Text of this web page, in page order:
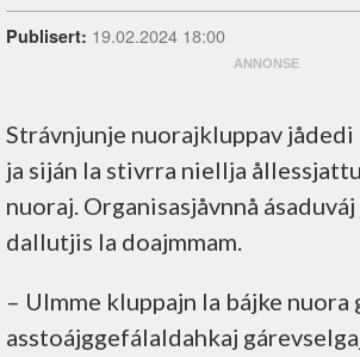
Publisert: 19.02.2024 18:00
Strávnjunje nuorajkluppav
ja siján la stivrra niellja
nuoraj. Organisasjåvnnå
dallutjis la doajmmam.
– Ulmme kluppajn la bájke nuora
asstoájggefálaldahkaj